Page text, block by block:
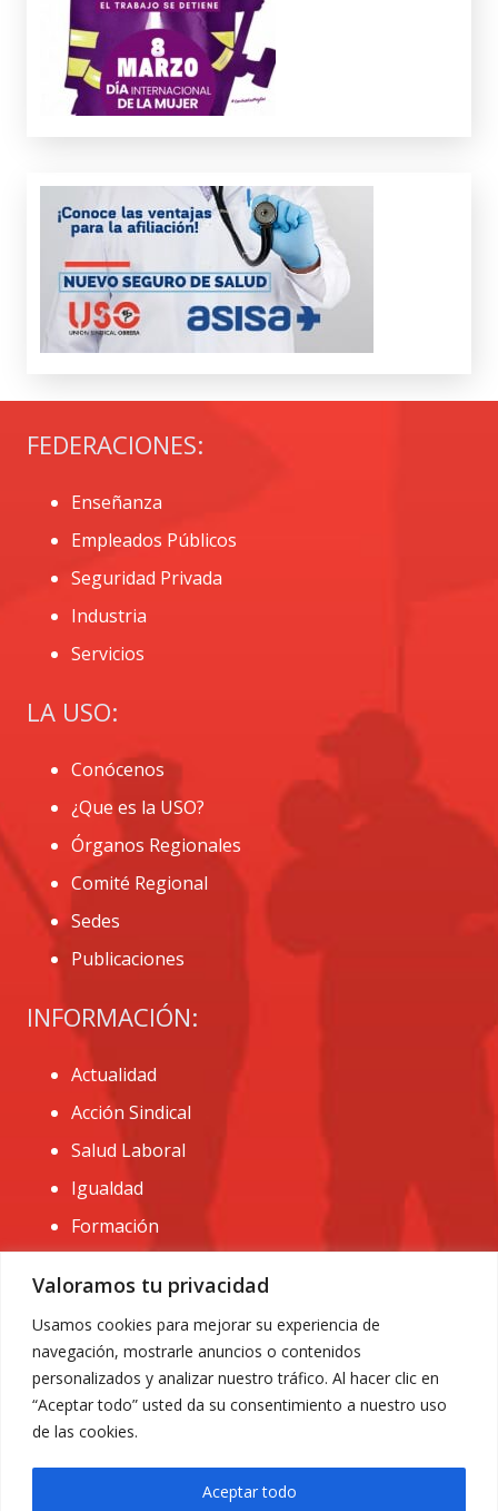
Valoramos tu privacidad
Usamos cookies para mejorar su experiencia de
navegación, mostrarle anuncios o contenidos
personalizados y analizar nuestro tráfico. Al hacer clic en
“Aceptar todo” usted da su consentimiento a nuestro uso
de las cookies.
Aceptar todo
FEDERACIONES:
Enseñanza
Empleados Públicos
Seguridad Privada
Industria
Servicios
LA USO:
Conócenos
¿Que es la USO?
Órganos Regionales
Comité Regional
Sedes
Publicaciones
INFORMACIÓN:
Actualidad
Acción Sindical
Salud Laboral
Igualdad
Formación
CONTACTO:
administracion@usomurcia.org
968 25 01 20
C/ Huerto de las bombas nº6. 30009 Murcia